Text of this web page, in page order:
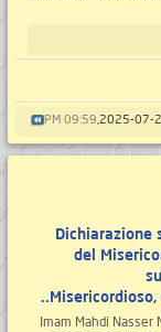
09:59 PM
Dichiarazione
del
Imam Mahdi